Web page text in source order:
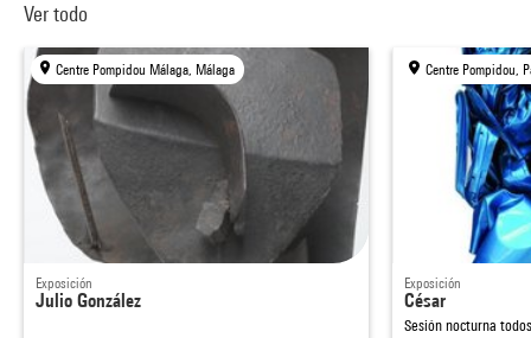
Ver todo
Centre Pompidou Málaga, Málaga
Exposición
Julio González
Centre Pompidou,
Exposición
César
Sesión nocturna